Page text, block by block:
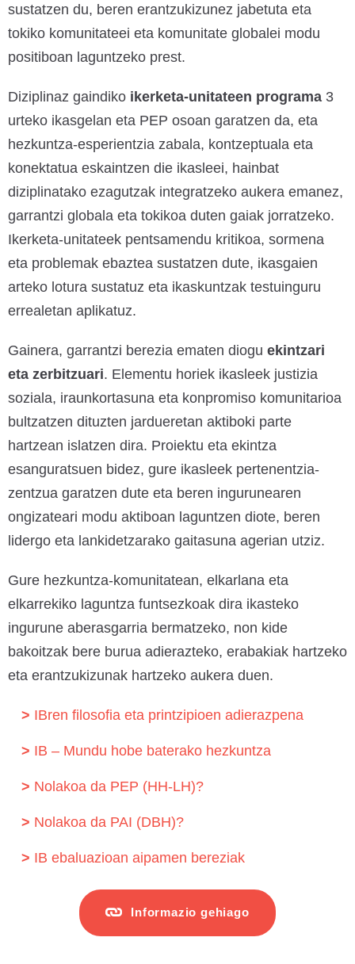
sustatzen du, beren erantzukizunez jabetuta eta
tokiko komunitateei eta komunitate globalei modu
positiboan laguntzeko prest.
Diziplinaz gaindiko ikerketa-unitateen programa 3
urteko ikasgelan eta PEP osoan garatzen da, eta
hezkuntza-esperientzia zabala, kontzeptuala eta
konektatua eskaintzen die ikasleei, hainbat
diziplinatako ezagutzak integratzeko aukera emanez,
garrantzi globala eta tokikoa duten gaiak jorratzeko.
Ikerketa-unitateek pentsamendu kritikoa, sormena
eta problemak ebaztea sustatzen dute, ikasgaien
arteko lotura sustatuz eta ikaskuntzak testuinguru
errealetan aplikatuz.
Gainera, garrantzi berezia ematen diogu ekintzari
eta zerbitzuari. Elementu horiek ikasleek justizia
soziala, iraunkortasuna eta konpromiso komunitarioa
bultzatzen dituzten jardueretan aktiboki parte
hartzean islatzen dira. Proiektu eta ekintza
esanguratsuen bidez, gure ikasleek pertenentzia-
zentzua garatzen dute eta beren ingurunearen
ongizateari modu aktiboan laguntzen diote, beren
lidergo eta lankidetzarako gaitasuna agerian utziz.
Gure hezkuntza-komunitatean, elkarlana eta
elkarrekiko laguntza funtsezkoak dira ikasteko
ingurune aberasgarria bermatzeko, non kide
bakoitzak bere burua adierazteko, erabakiak hartzeko
eta erantzukizunak hartzeko aukera duen.
IBren filosofia eta printzipioen adierazpena
IB – Mundu hobe baterako hezkuntza
Nolakoa da PEP (HH-LH)?
Nolakoa da PAI (DBH)?
IB ebaluazioan aipamen bereziak
Informazio gehiago